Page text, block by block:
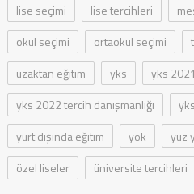
lise seçimi
lise tercihleri
okul seçimi
ortaokul seçimi
uzaktan eğitim
yks yks 2021
yks 2022 tercih danışmanlığı
yurt dışında eğitim
yök yüz
özel liseler
üniversite tercihleri